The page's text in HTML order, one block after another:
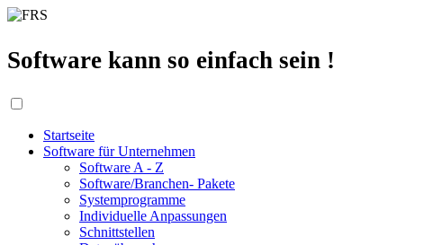
Software kann so einfach sein !
Startseite
Software für Unternehmen
Software A - Z
Software/Branchen- Pakete
Systemprogramme
Individuelle Anpassungen
Schnittstellen